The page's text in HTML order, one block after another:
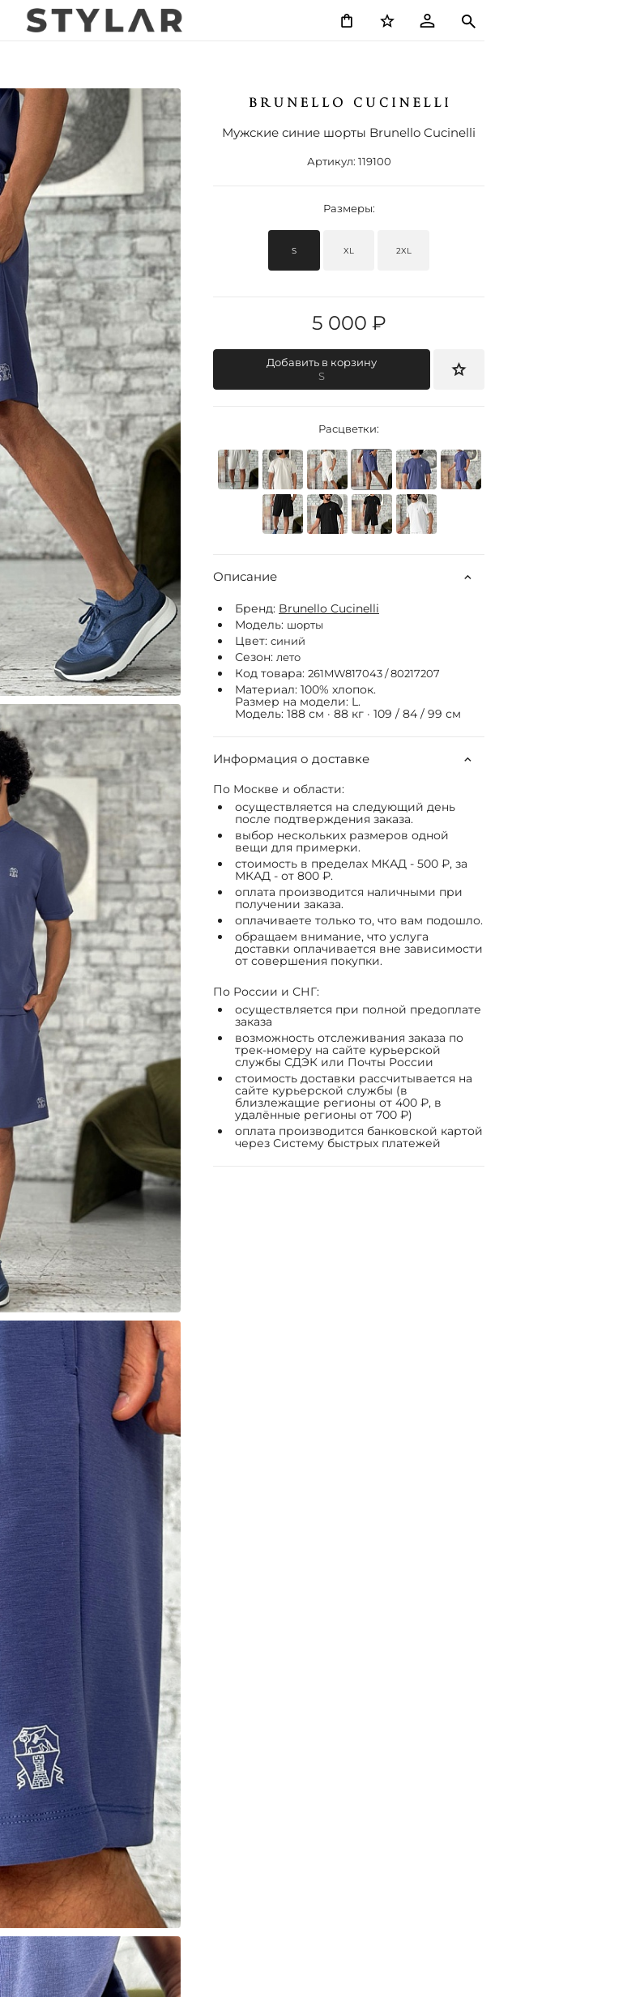
Мужские синие шорты Brunello Cucinelli
Артикул: 119100
Размеры:
S XL 2XL
5 000 ₽
Добавить в корзину
S
Расцветки:
Описание
Бренд: Brunello Cucinelli
Модель: шорты
Цвет: синий
Сезон: лето
Код товара: 261MW817043 / 80217207
Материал: 100% хлопок.
Размер на модели: L.
Модель: 188 см · 88 кг · 109 / 84 / 99 см
Информация о доставке
По Москве и области:
осуществляется на следующий день
после подтверждения заказа.
выбор нескольких размеров одной
вещи для примерки.
стоимость в пределах МКАД - 500 ₽, за
МКАД - от 800 ₽.
оплата производится наличными при
получении заказа.
оплачиваете только то, что вам подошло.
обращаем внимание, что услуга
доставки оплачивается вне зависимости
от совершения покупки.
По России и СНГ:
осуществляется при полной предоплате
заказа
возможность отслеживания заказа по
трек-номеру на сайте курьерской
службы СДЭК или Почты России
стоимость доставки рассчитывается на
сайте курьерской службы (в
близлежащие регионы от 400 ₽, в
удалённые регионы от 700 ₽)
оплата производится банковской картой
через Систему быстрых платежей